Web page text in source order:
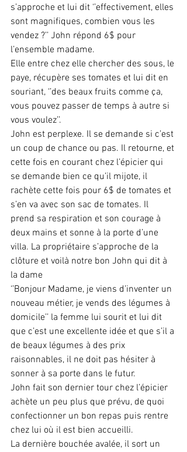
s’approche et lui dit ‘’effectivement, elles
sont magnifiques, combien vous les
vendez ?’’ John répond 6$ pour
l’ensemble madame.
Elle entre chez elle chercher des sous, le
paye, récupère ses tomates et lui dit en
souriant, ‘’des beaux fruits comme ça,
vous pouvez passer de temps à autre si
vous voulez’’.
John est perplexe. Il se demande si c’est
un coup de chance ou pas. Il retourne, et
cette fois en courant chez l’épicier qui
se demande bien ce qu’il mijote, il
rachète cette fois pour 6$ de tomates et
s’en va avec son sac de tomates. Il
prend sa respiration et son courage à
deux mains et sonne à la porte d’une
villa. La propriétaire s’approche de la
clôture et voilà notre bon John qui dit à
la dame
‘’Bonjour Madame, je viens d’inventer un
nouveau métier, je vends des légumes à
domicile’’ la femme lui sourit et lui dit
que c’est une excellente idée et que s’il a
de beaux légumes à des prix
raisonnables, il ne doit pas hésiter à
sonner à sa porte dans le futur.
John fait son dernier tour chez l’épicier
achète un peu plus que prévu, de quoi
confectionner un bon repas puis rentre
chez lui où il est bien accueilli.
La dernière bouchée avalée, il sort un